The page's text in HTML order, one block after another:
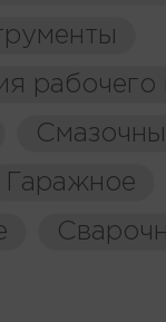
рабочего
Гаражное